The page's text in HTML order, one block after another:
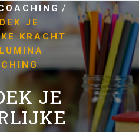
/
JE
KRACHT
JE